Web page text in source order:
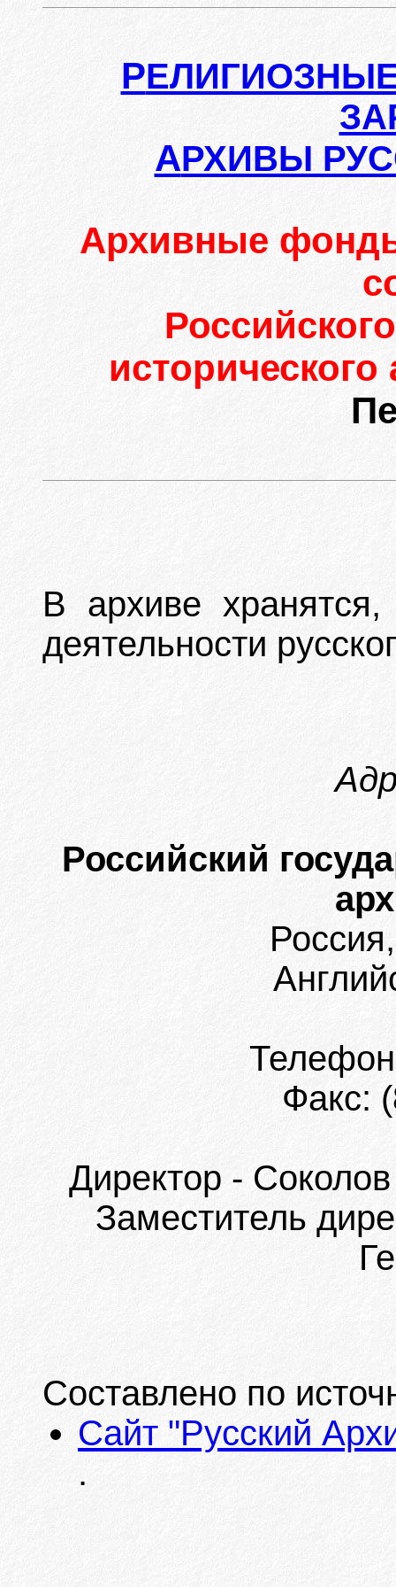
Р
АРХИВЫ
Архивные
В архиве
деятельности
Российский
Факс:
Директор -
Заместитель
Составлено по
Сайт "Русский
.